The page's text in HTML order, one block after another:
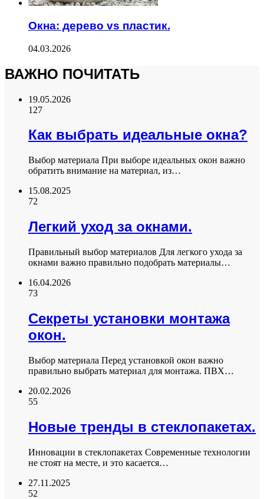
Окна: дерево vs пластик.
04.03.2026
ВАЖНО ПОЧИТАТЬ
19.05.2026
127
Как выбрать идеальные окна?
Выбор материала При выборе идеальных окон важно
обратить внимание на материал, из…
15.08.2025
72
Легкий уход за окнами.
Правильный выбор материалов Для легкого ухода за
окнами важно правильно подобрать материалы…
16.04.2026
73
Секреты установки монтажа
окон.
Выбор материала Перед установкой окон важно
правильно выбрать материал для монтажа. ПВХ…
20.02.2026
55
Новые тренды в стеклопакетах.
Инновации в стеклопакетах Современные технологии
не стоят на месте, и это касается…
27.11.2025
52